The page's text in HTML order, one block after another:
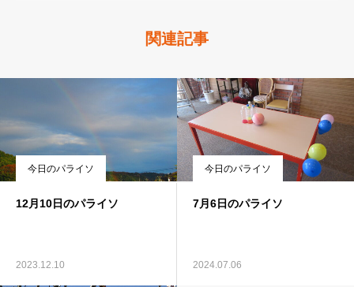
関連記事
今日のパライソ
12月10日のパライソ
2023.12.10
今日のパライソ
7月6日のパライソ
2024.07.06